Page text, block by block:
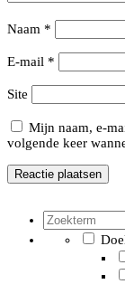
Naam *
E-mail *
Site
Mijn naam, e-
volgende keer